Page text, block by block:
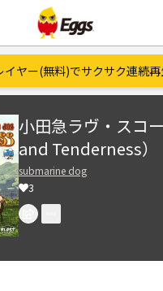
イヤー(無料)でサクサク連続
小田急ラヴ・スコ
and Tenderness）
submarine dog
3